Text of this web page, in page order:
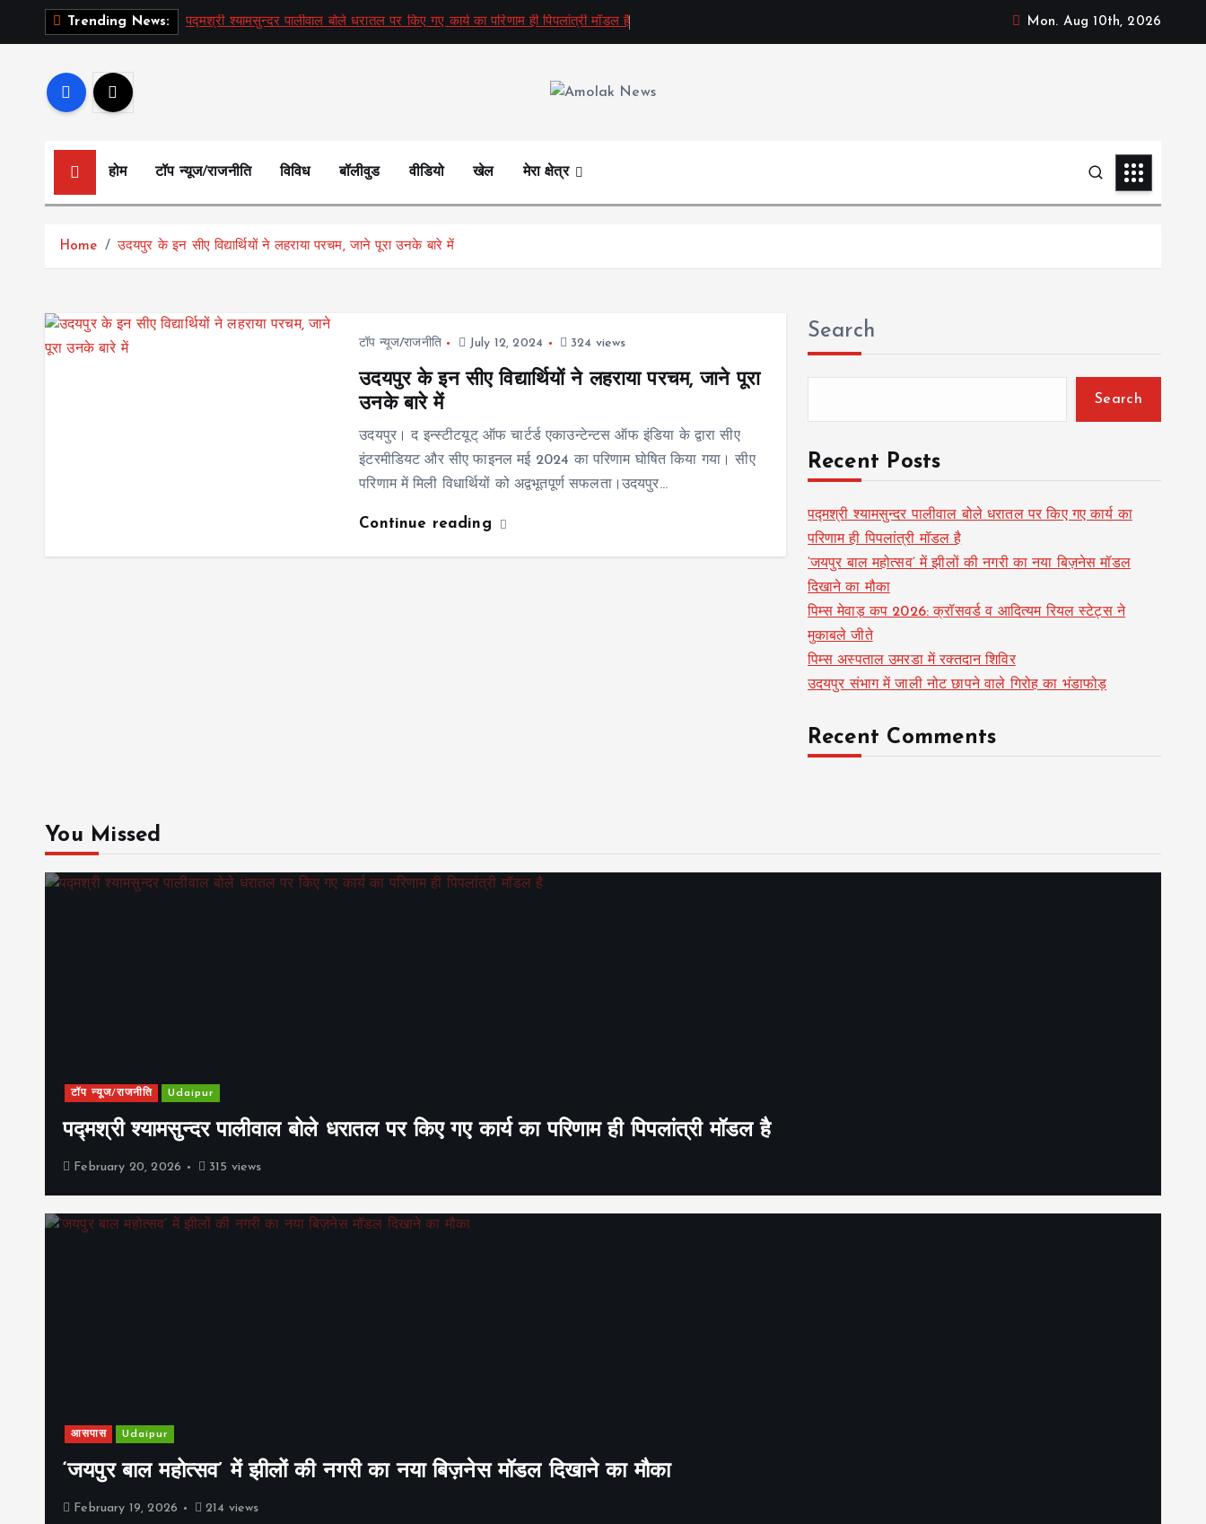
Trending News: पद्मश्री श्यामसुन्दर पालीवाल बोले धरातल पर किए गए कार्य का परिणाम ही पिपलांत्री मॉडल है Mon. Aug 10th, 2026
होम टॉप न्यूज/राजनीति विविध बॉलीवुड वीडियो खेल मेरा क्षेत्र
Home उदयपुर के इन सीए विद्यार्थियों ने लहराया परचम, जाने पूरा उनके बारे में
टॉप न्यूज/राजनीति July 12, 2024 324 views
उदयपुर के इन सीए विद्यार्थियों ने लहराया परचम, जाने पूरा
उनके बारे में
उदयपुर। द इन्स्टीटयूट् ऑफ चार्टर्ड एकाउन्टेन्टस ऑफ इंडिया के द्वारा सीए
इंटरमीडियट और सीए फाइनल मई 2024 का परिणाम घोषित किया गया। सीए
परिणाम में मिली विधार्थियों को अद्वभूतपूर्ण सफलता।उदयपुर…
Continue reading
Search
Search
Recent Posts
पद्मश्री श्यामसुन्दर पालीवाल बोले धरातल पर किए गए कार्य का
परिणाम ही पिपलांत्री मॉडल है
‘जयपुर बाल महोत्सव’ में झीलों की नगरी का नया बिज़नेस मॉडल
दिखाने का मौका
पिम्स मेवाड़ कप 2026: क्रॉसवर्ड व आदित्यम रियल स्टेट्स ने
मुकाबले जीते
पिम्स अस्पताल उमरडा में रक्तदान शिविर
उदयपुर संभाग में जाली नोट छापने वाले गिरोह का भंडाफोड़
Recent Comments
You Missed
टॉप न्यूज/राजनीति Udaipur
पद्मश्री श्यामसुन्दर पालीवाल बोले धरातल पर किए गए कार्य का परिणाम ही पिपलांत्री मॉडल है
February 20, 2026 315 views
आसपास Udaipur
‘जयपुर बाल महोत्सव’ में झीलों की नगरी का नया बिज़नेस मॉडल दिखाने का मौका
February 19, 2026 214 views